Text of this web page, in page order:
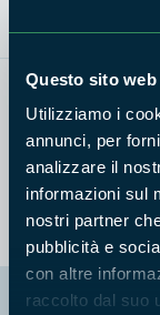
Questo sito
Utilizziamo i
annunci, per
analizzare il
informazioni sul
nostri partner
pubblicità e
con altre
raccolto dal suo
Studio sugli
Avocetta
La mappa di